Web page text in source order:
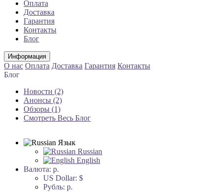
Оплата
Доставка
Гарантия
Контакты
Блог
Информация
О нас Оплата Доставка Гарантия Контакты
Блог
Новости (2)
Анонсы (2)
Обзоры (1)
Смотреть Весь Блог
Язык
Russian
English
Валюта: р.
US Dollar: $
Рубль: р.